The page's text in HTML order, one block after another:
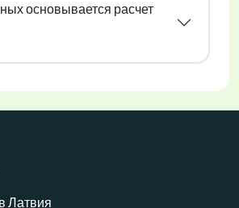
основывается расчет
Латвия